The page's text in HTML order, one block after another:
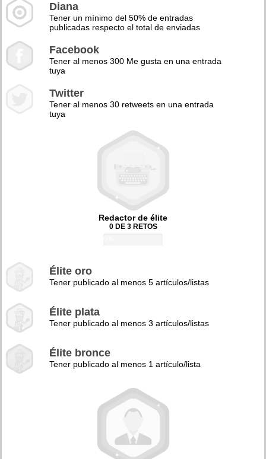
Diana
Tener un mínimo del 50% de entradas
publicadas respecto el total de enviadas
Facebook
Tener al menos 300 Me gusta en una entrada
tuya
Twitter
Tener al menos 30 retweets en una entrada
tuya
Redactor de élite
0 DE 3 RETOS
Élite oro
Tener publicado al menos 5 artículos/listas
Élite plata
Tener publicado al menos 3 artículos/listas
Élite bronce
Tener publicado al menos 1 artículo/lista